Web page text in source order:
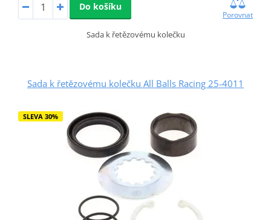
Do košíku
Porovnat
Sada k řetězovému kolečku
Sada k řetězovému kolečku All Balls Racing 25-4011
SLEVA 30%